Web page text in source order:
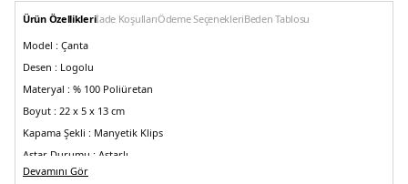
Ürün Özellikleriİade KoşullarıÖdeme SeçenekleriBeden Tablosu
Model : Çanta
Desen : Logolu
Materyal : % 100 Poliüretan
Boyut : 22 x 5 x 13 cm
Kapama Şekli : Manyetik Klips
Astar Durumu : Astarlı
Askı Türü :Zincir Askılı
Devamını Gör